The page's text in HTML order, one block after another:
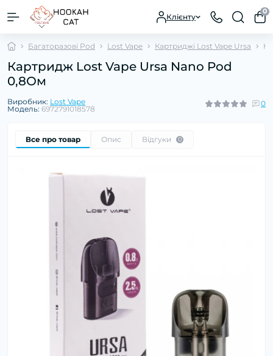
Клієнту
0
Багаторазові Pod Lost Vape Картриджі Lost Vape Ursa
Картридж Lost Vape Ursa Nano Pod
0,8Ом
Виробник: Lost Vape
Модель: 6972791018578
0
Все про товар Опис Відгуки 0